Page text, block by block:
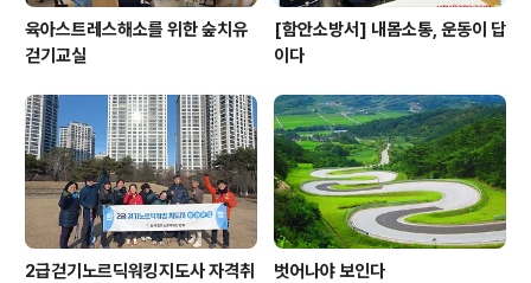
육아스트레스해소를 위한 숲치유
걷기교실
[함안소방서] 내몸소통, 운동이 답
이다
2급걷기노르딕워킹지도사 자격취
벗어나야 보인다